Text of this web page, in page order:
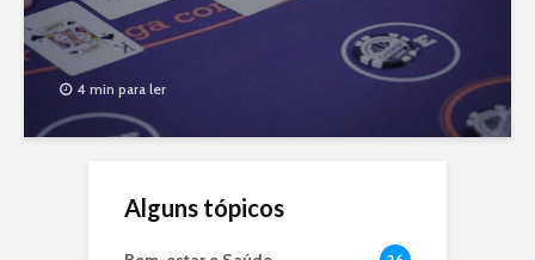
4 min para ler
Alguns tópicos